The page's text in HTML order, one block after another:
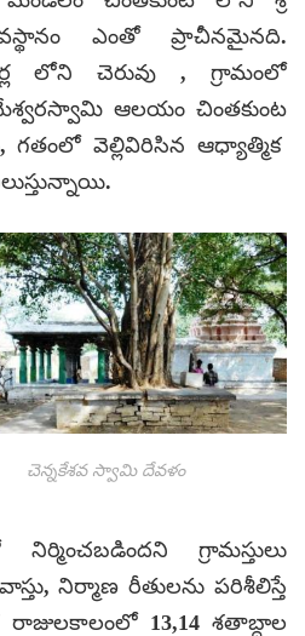
ఎంతో ప్రాచీనమైనది.
లోని చెరువు , గ్రామంలో
ఆలయం చింతకుంట
గతంలో వెల్లివిరిసిన ఆధ్యాత్మిక
చెన్నకేశవ స్వామి దేవళం
గ్రామస్తులు
నిర్మాణ రీతులను పరిశీలిస్తే
13,14 శతాబ్దాల